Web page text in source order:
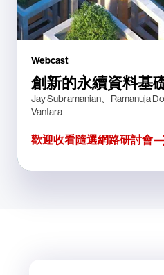
Webcast
創新的永續資料基
Jay Subramanian、Ramanuja
Vantara
歡迎收看隨選網路研討會